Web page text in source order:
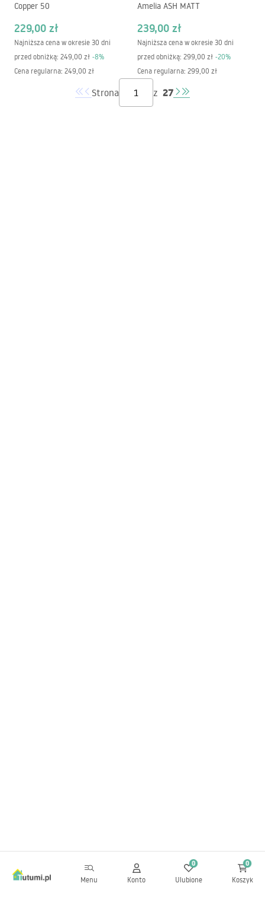
Menu Konto
0
Ulubione
0
Koszyk
Copper 50
229,00 zł
Najniższa cena w okresie 30 dni
przed obniżką: 249,00 zł -8%
Cena regularna: 249,00 zł
Amelia ASH MATT
239,00 zł
Najniższa cena w okresie 30 dni
przed obniżką: 299,00 zł -20%
Cena regularna: 299,00 zł
Strona z 27